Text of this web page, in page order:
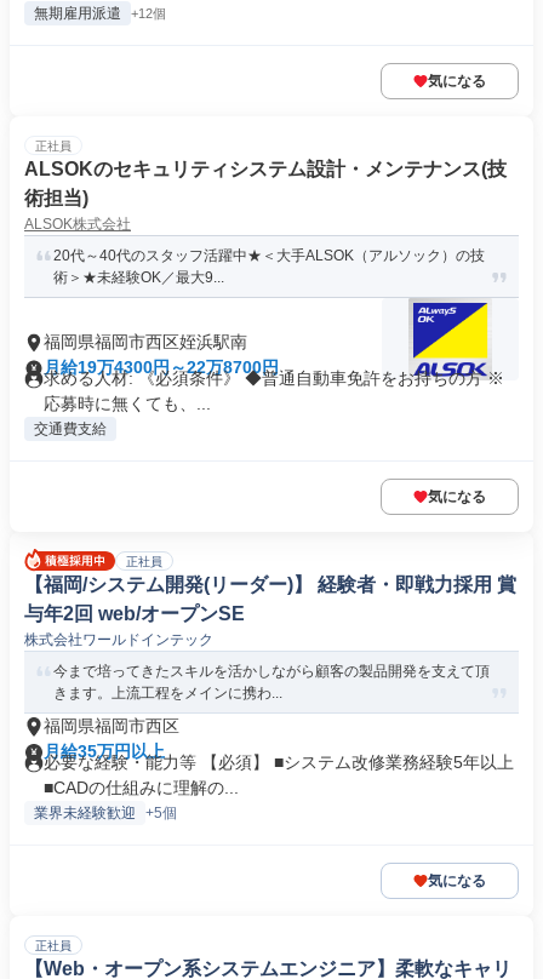
無期雇用派遣 +12個
気になる
正社員
ALSOKのセキュリティシステム設計・メンテナンス(技
術担当)
ALSOK株式会社
20代～40代のスタッフ活躍中★＜大手ALSOK（アルソック）の技
術＞★未経験OK／最大9...
福岡県福岡市西区姪浜駅南
月給19万4300円～22万8700円
求める人材: 《必須条件》 ◆普通自動車免許をお持ちの方 ※
応募時に無くても、...
交通費支給
気になる
正社員
【福岡/システム開発(リーダー)】 経験者・即戦力採用 賞
与年2回 web/オープンSE
株式会社ワールドインテック
今まで培ってきたスキルを活かしながら顧客の製品開発を支えて頂
きます。上流工程をメインに携わ...
福岡県福岡市西区
月給35万円以上
必要な経験・能力等 【必須】 ■システム改修業務経験5年以上
■CADの仕組みに理解の...
業界未経験歓迎 +5個
気になる
正社員
【Web・オープン系システムエンジニア】柔軟なキャリ